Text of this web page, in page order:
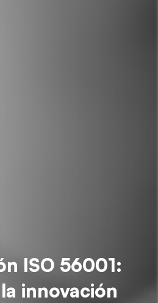
ISO 56001:
innovación